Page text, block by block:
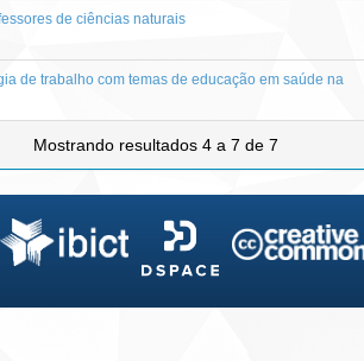
de ciências naturais
de trabalho com temas de educação em saúde na
Mostrando resultados 4 a 7 de 7